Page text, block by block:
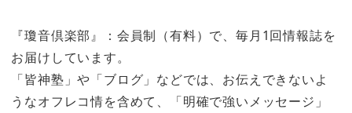
『瓊音倶楽部』：会員制（有料）で、毎月1回情報誌を
お届けしています。
「皆神塾」や「ブログ」などでは、お伝えできないよ
うなオフレコ情を含めて、「明確で強いメッセージ」